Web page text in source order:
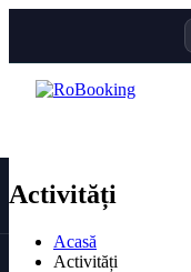
Activități
Acasă
Activități